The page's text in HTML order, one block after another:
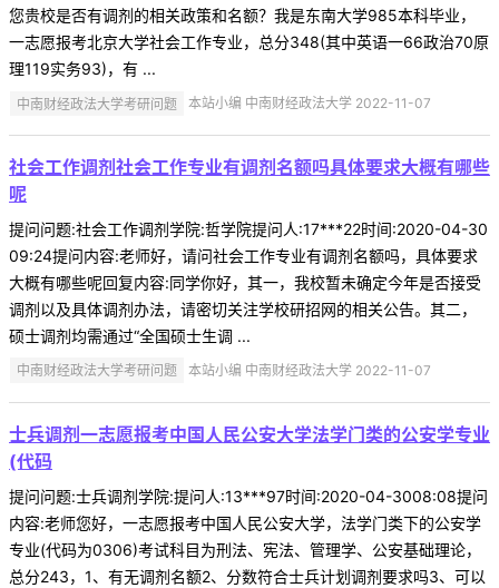
您贵校是否有调剂的相关政策和名额？我是东南大学985本科毕业，
一志愿报考北京大学社会工作专业，总分348(其中英语一66政治70原
理119实务93)，有 ...
中南财经政法大学考研问题 本站小编 中南财经政法大学 2022-11-07
社会工作调剂社会工作专业有调剂名额吗具体要求大概有哪些
呢
提问问题:社会工作调剂学院:哲学院提问人:17***22时间:2020-04-30
09:24提问内容:老师好，请问社会工作专业有调剂名额吗，具体要求
大概有哪些呢回复内容:同学你好，其一，我校暂未确定今年是否接受
调剂以及具体调剂办法，请密切关注学校研招网的相关公告。其二，
硕士调剂均需通过“全国硕士生调 ...
中南财经政法大学考研问题 本站小编 中南财经政法大学 2022-11-07
士兵调剂一志愿报考中国人民公安大学法学门类的公安学专业
(代码
提问问题:士兵调剂学院:提问人:13***97时间:2020-04-3008:08提问
内容:老师您好，一志愿报考中国人民公安大学，法学门类下的公安学
专业(代码为0306)考试科目为刑法、宪法、管理学、公安基础理论，
总分243，1、有无调剂名额2、分数符合士兵计划调剂要求吗3、可以